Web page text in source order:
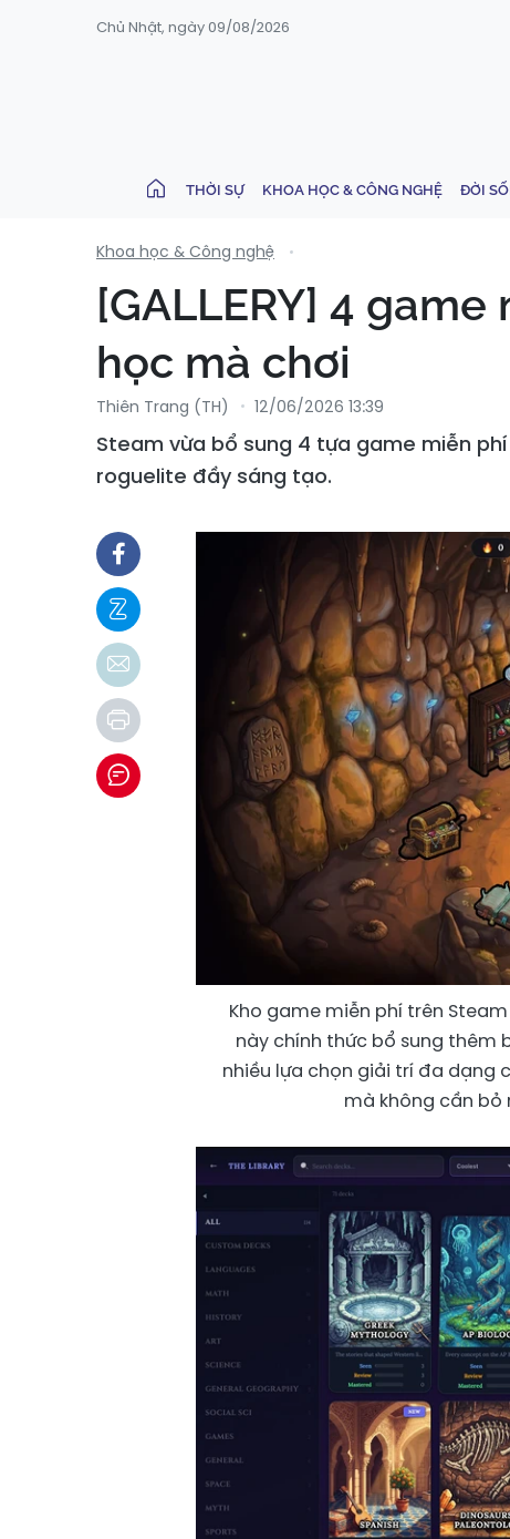
Chủ Nhật, ngày 09/08/2026
THỜI SỰ KHOA HỌC & CÔNG NGHỆ ĐỜI
Khoa học & Công nghệ
[GALLERY] 4
học mà chơi
Thiên Trang (TH) 12/06/2026 13:39
Steam vừa bổ sung 4 tựa game miễn
roguelite đầy sáng tạo.
Kho game miễn phí trên
này chính thức bổ sung thêm
nhiều lựa chọn giải trí đa dạng
mà không cần bỏ